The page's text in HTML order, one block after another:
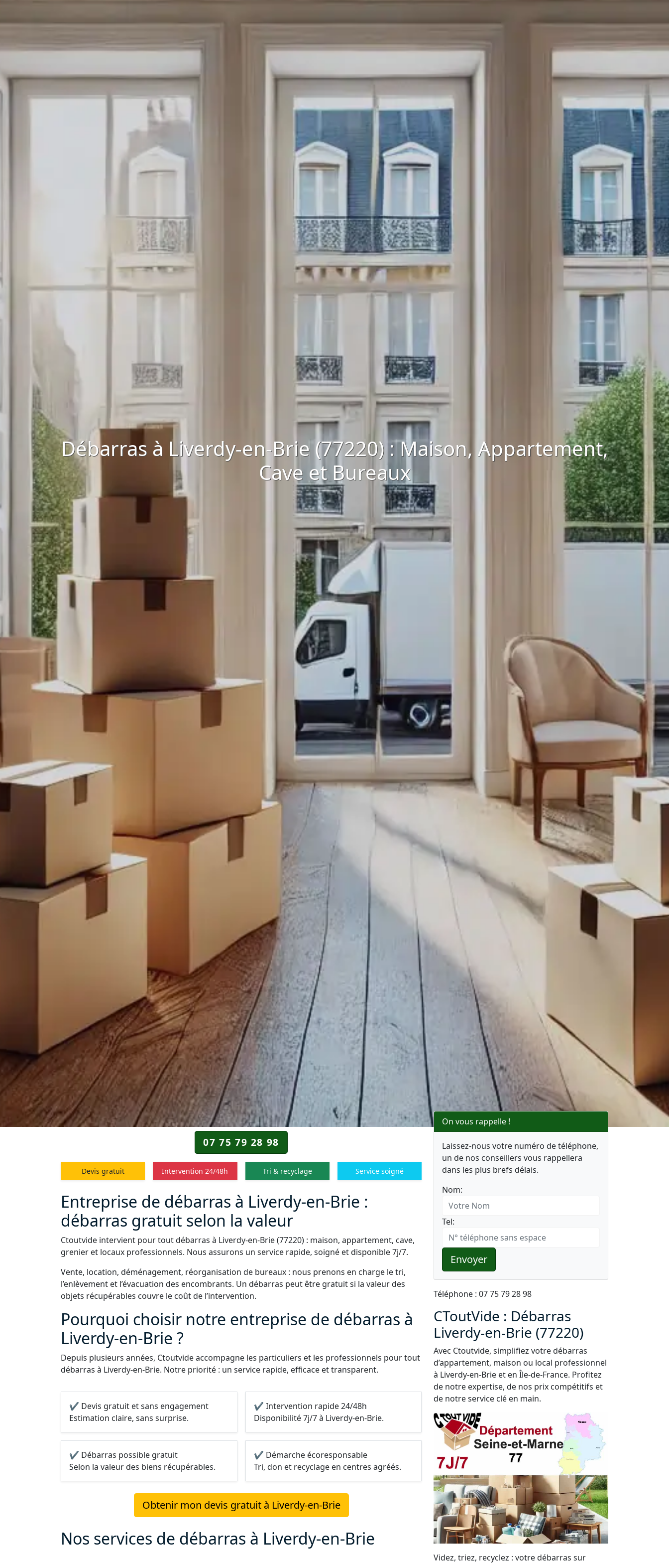
Débarras à Liverdy-en-Brie (77220) : Maison, Appartement,
Cave et Bureaux
07 75 79 28 98
Devis gratuit Intervention 24/48h Tri & recyclage Service soigné
Entreprise de débarras à Liverdy-en-Brie :
débarras gratuit selon la valeur
Ctoutvide intervient pour tout débarras à Liverdy-en-Brie (77220) : maison, appartement, cave,
grenier et locaux professionnels. Nous assurons un service rapide, soigné et disponible 7j/7.
Vente, location, déménagement, réorganisation de bureaux : nous prenons en charge le tri,
l’enlèvement et l’évacuation des encombrants. Un débarras peut être gratuit si la valeur des
objets récupérables couvre le coût de l’intervention.
Pourquoi choisir notre entreprise de débarras à
Liverdy-en-Brie ?
Depuis plusieurs années, Ctoutvide accompagne les particuliers et les professionnels pour tout
débarras à Liverdy-en-Brie. Notre priorité : un service rapide, efficace et transparent.
✔ Devis gratuit et sans engagement
Estimation claire, sans surprise.
✔ Intervention rapide 24/48h
Disponibilité 7j/7 à Liverdy-en-Brie.
✔ Débarras possible gratuit
Selon la valeur des biens récupérables.
✔ Démarche écoresponsable
Tri, don et recyclage en centres agréés.
Obtenir mon devis gratuit à Liverdy-en-Brie
Nos services de débarras à Liverdy-en-Brie
On vous rappelle !
Laissez-nous votre numéro de téléphone,
un de nos conseillers vous rappellera
dans les plus brefs délais.
Nom:
Tel:
Envoyer
Téléphone : 07 75 79 28 98
CToutVide : Débarras
Liverdy-en-Brie (77220)
Avec Ctoutvide, simplifiez votre débarras
d’appartement, maison ou local professionnel
à Liverdy-en-Brie et en Île-de-France. Profitez
de notre expertise, de nos prix compétitifs et
de notre service clé en main.
Videz, triez, recyclez : votre débarras sur